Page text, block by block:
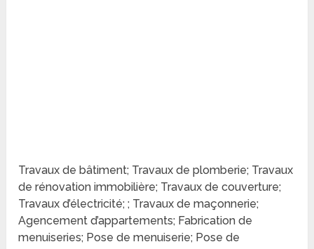
Travaux de bâtiment; Travaux de plomberie; Travaux
de rénovation immobilière; Travaux de couverture;
Travaux d’électricité; ; Travaux de maçonnerie;
Agencement d’appartements; Fabrication de
menuiseries; Pose de menuiserie; Pose de